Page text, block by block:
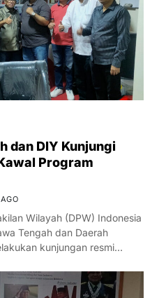
dan DIY Kunjungi
Program
Wilayah (DPW) Indonesia
Tengah dan Daerah
kunjungan resmi…